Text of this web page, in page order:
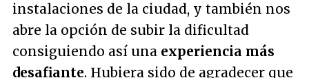
instalaciones de la ciudad, y también nos
abre la opción de subir la dificultad
consiguiendo así una experiencia más
desafiante. Hubiera sido de agradecer que